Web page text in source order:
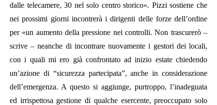
dalle telecamere, 30 nel solo centro storico». Pizzi sostiene che
nei prossimi giorni incontrerà i dirigenti delle forze dell’ordine
per «un aumento della pressione nei controlli. Non trascurerò –
scrive – neanche di incontrare nuovamente i gestori dei locali,
con i quali mi ero già confrontato ad inizio estate chiedendo
un’azione di “sicurezza partecipata”, anche in considerazione
dell’emergenza. A questo si aggiunge, purtroppo, l’inadeguata
ed irrispettosa gestione di qualche esercente, preoccupato solo